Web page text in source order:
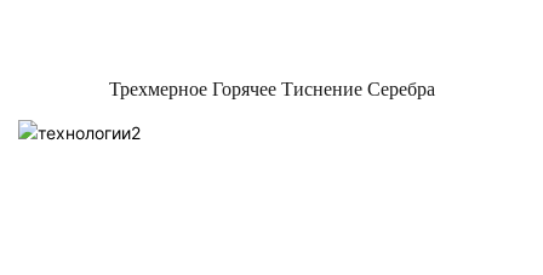
Трехмерное Горячее Тиснение Серебра